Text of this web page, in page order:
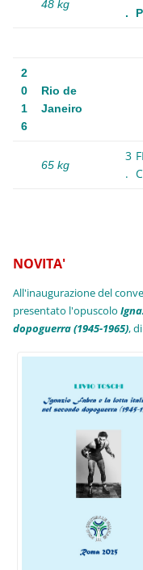
48 kg
.
2
0
1
6
Rio de
Janeiro
65 kg
3
.
NOVITA'
All'inaugurazione del
presentato l'opuscolo
dopoguerra (1945-1965),